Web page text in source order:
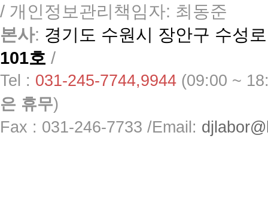
/ 개인정보관리책임자: 최동준
본사: 경기도 수원시 장안구 수성
101호 /
Tel : 031-245-7744,9944 (09:00 ~
은 휴무)
Fax : 031-246-7733 /Email: